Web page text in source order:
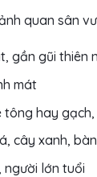
quan sân
gần gũi thiên
mát
hay
cây xanh,
người lớn tuổi